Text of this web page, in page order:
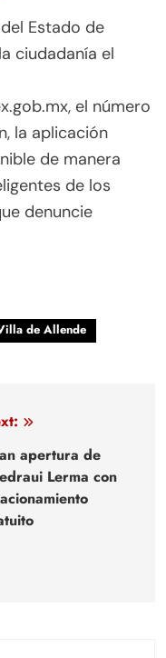
Estado de
ciudadanía el
el número
la aplicación
de manera
de los
denuncie
de Allende
apertura de
Lerma con